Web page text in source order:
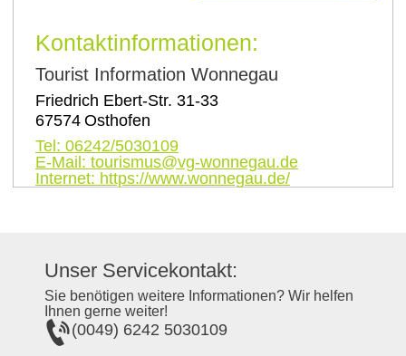
Kontaktinformationen:
Tourist Information Wonnegau
Friedrich Ebert-Str. 31-33
67574 Osthofen
Tel: 06242/5030109
E-Mail: tourismus@vg-wonnegau.de
Internet: https://www.wonnegau.de/
Unser Servicekontakt:
Sie benötigen weitere Informationen? Wir helfen
Ihnen gerne weiter!
(0049) 6242 5030109